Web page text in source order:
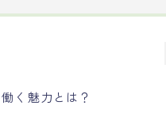
く魅力とは？